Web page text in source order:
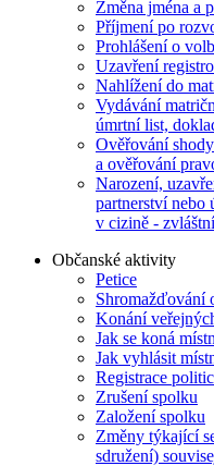
Změna jména a
Příjmení po
Prohlášení o
Uzavření
Nahlížení do
Vydávání
úmrtní list,
Ověřování
a ověřování
Narození,
partnerství nebo
v cizině -
Občanské aktivity
Petice
Shromažďování
Konání
Jak se koná
Jak vyhlásit
Registrace
Zrušení spolku
Založení spolku
Změny týkající
sdružení)